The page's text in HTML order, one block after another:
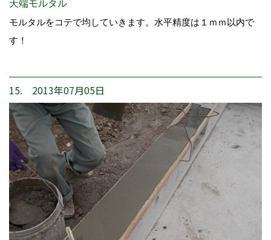
天端モルタル
モルタルをコテで均していきます。水平精度は１ｍｍ以内で
す！
15. 2013年07月05日